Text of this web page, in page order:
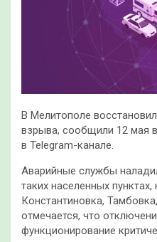
В Мелитополе
взрыва, сообщили 12 мая
в Telegram-канале.
Аварийные службы
таких населенных пунктах,
Константиновка,
отмечается, что
функционирование